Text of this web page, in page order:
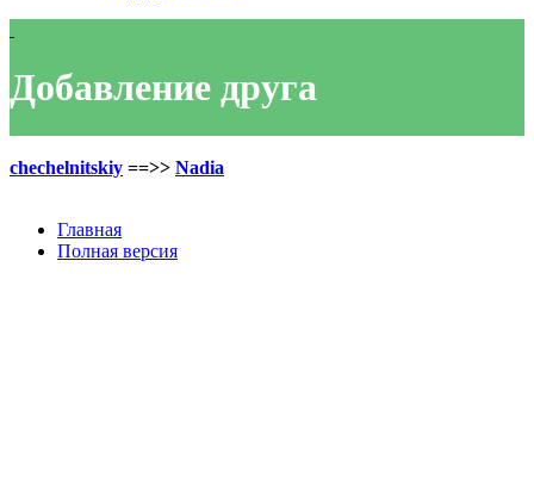
Добавление друга
chechelnitskiy ==>> Nadia
Главная
Полная версия